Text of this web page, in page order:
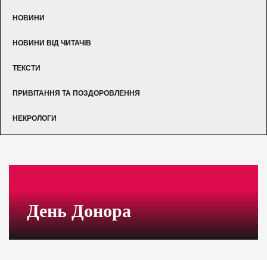
НОВИНИ
НОВИНИ ВІД ЧИТАЧІВ
ТЕКСТИ
ПРИВІТАННЯ ТА ПОЗДОРОВЛЕННЯ
НЕКРОЛОГИ
День Донора